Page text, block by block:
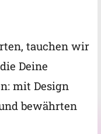
tauchen wir
Deine
mit Design
bewährten